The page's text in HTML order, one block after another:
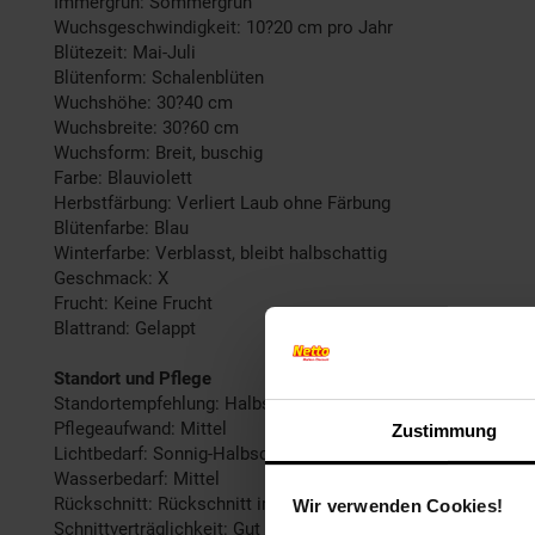
Zustimmung
Wir verwenden Cookies!
Wuchsgeschwindigkeit: 10?20 cm pro Jahr
Blütezeit: Mai-Juli
Blütenform: Schalenblüten
Wuchshöhe: 30?40 cm
Wuchsbreite: 30?60 cm
Wuchsform: Breit, buschig
Farbe: Blauviolett
Herbstfärbung: Verliert Laub ohne Färbung
Blütenfarbe: Blau
Winterfarbe: Verblasst, bleibt halbschattig
Geschmack: X
Frucht: Keine Frucht
Blattrand: Gelappt
Standort und Pflege
Standortempfehlung: Halbschattig, windgeschützt
Pflegeaufwand: Mittel
Lichtbedarf: Sonnig-Halbschattig
Wasserbedarf: Mittel
Rückschnitt: Rückschnitt im Frühjahr
Schnittverträglichkeit: Gut